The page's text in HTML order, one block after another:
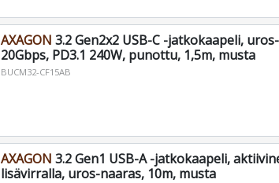
AXAGON 3.2 Gen2x2 USB-C -jatkokaapeli,
20Gbps, PD3.1 240W, punottu, 1,5m, musta
BUCM32-CF15AB
AXAGON 3.2 Gen1 USB-A -jatkokaapeli,
lisävirralla, uros-naaras, 10m, musta